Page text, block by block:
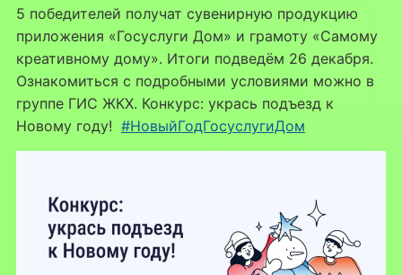
5 победителей получат сувенирную продукцию
приложения «Госуслуги Дом» и грамоту «Самому
креативному дому». Итоги подведём 26 декабря.
Ознакомиться с подробными условиями можно в
группе ГИС ЖКХ. Конкурс: укрась подъезд к
Новому году! #НовыйГодГосуслугиДом